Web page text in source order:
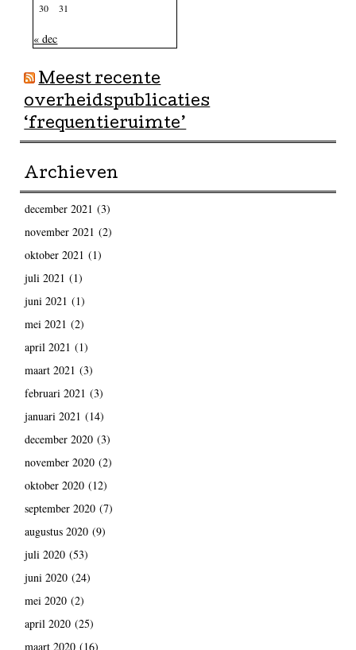
30
31
« dec
Meest recente
overheidspublicaties
‘frequentieruimte’
Archieven
december 2021 (3)
november 2021 (2)
oktober 2021 (1)
juli 2021 (1)
juni 2021 (1)
mei 2021 (2)
april 2021 (1)
maart 2021 (3)
februari 2021 (3)
januari 2021 (14)
december 2020(3)
november 2020(2)
oktober 2020(12)
september 2020(7)
augustus 2020(9)
juli 2020(53)
juni 2020(24)
mei 2020(2)
april 2020(25)
maart 2020(16)